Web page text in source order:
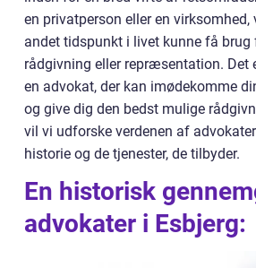
en privatperson eller en virksomhed,
andet tidspunkt i livet kunne få brug
rådgivning eller repræsentation.
en advokat, der kan imødekomme
og give dig den bedst mulige
vil vi udforske verdenen af
historie og de tjenester, de tilbyder.
En historisk
advokater i Esbjerg: